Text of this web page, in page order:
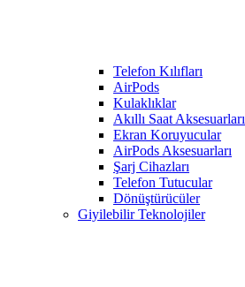
Telefon Kılıfları
AirPods
Kulaklıklar
Akıllı Saat Aksesuarları
Ekran Koruyucular
AirPods Aksesuarları
Şarj Cihazları
Telefon Tutucular
Dönüştürücüler
Giyilebilir Teknolojiler